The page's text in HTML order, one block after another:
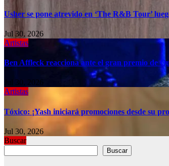
Usher se pone atrevido en ‘The R&B Tour’
Jul 30, 2026
Artistas
Ben Affleck reacciona ante el gran premio de
Jul 30, 2026
Artistas
Tóxico: ¡Yash iniciará promociones desde su
Jul 30, 2026
Buscar
Buscar